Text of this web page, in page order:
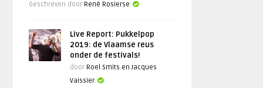
Geschreven door René Rosierse
Live Report: Pukkelpop
2019: de Vlaamse reus
onder de festivals!
door Roel Smits en Jacques
Vaissier